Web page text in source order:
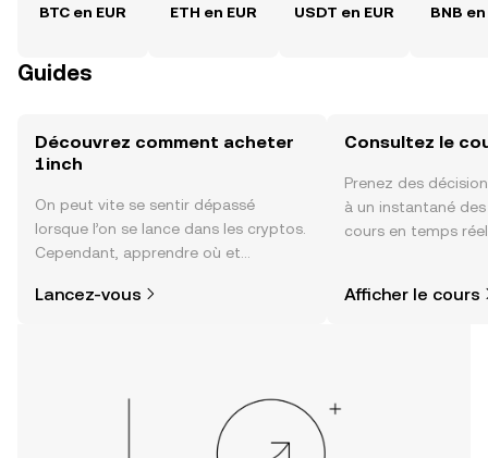
BTC en EUR ETH en EUR USDT en EUR BNB en
Guides
Découvrez comment acheter
1inch
On peut vite se sentir dépassé
lorsque l’on se lance dans les cryptos.
Cependant, apprendre où et
plus simple que vous ne l’imaginez.
Lancez-vous
Consultez le
Prenez des
à un instantané
cours en temps
Afficher le cours